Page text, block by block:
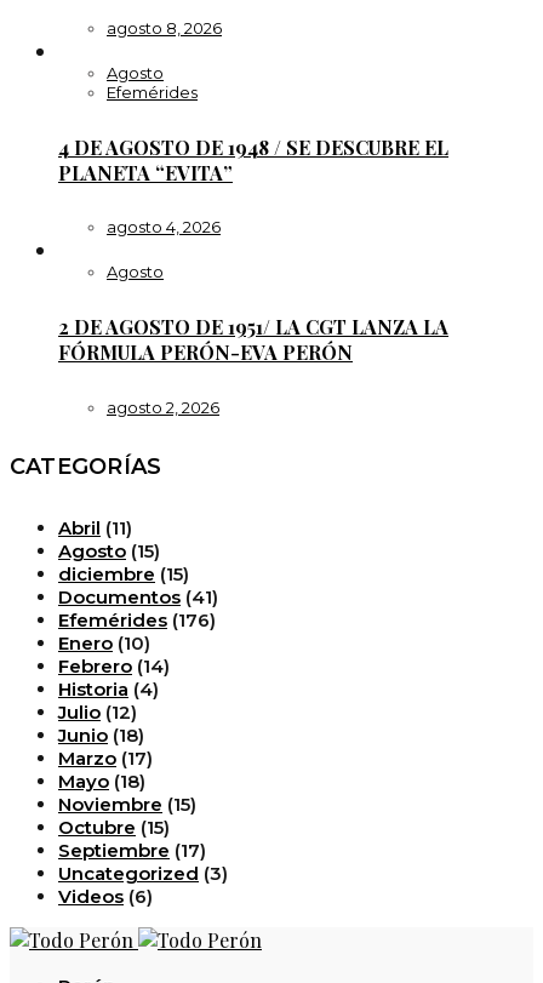
agosto 8, 2026
Agosto
Efemérides
4 DE AGOSTO DE 1948 / SE DESCUBRE EL
PLANETA “EVITA”
agosto 4, 2026
Agosto
2 DE AGOSTO DE 1951/ LA CGT LANZA LA
FÓRMULA PERÓN-EVA PERÓN
agosto 2, 2026
CATEGORÍAS
Abril (11)
Agosto (15)
diciembre (15)
Documentos (41)
Efemérides (176)
Enero (10)
Febrero (14)
Historia (4)
Julio (12)
Junio (18)
Marzo (17)
Mayo (18)
Noviembre (15)
Octubre (15)
Septiembre (17)
Uncategorized (3)
Videos (6)